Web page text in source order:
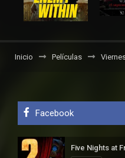
Inicio Películas
Facebook
Five Nights at